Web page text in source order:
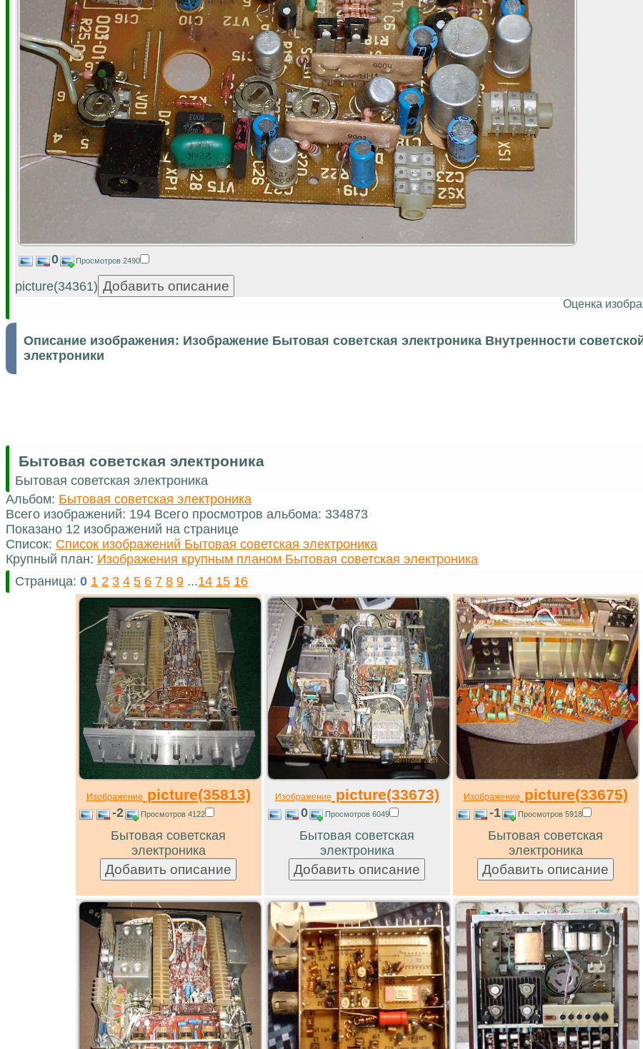
0 Просмотров 2490
picture(34361)
Оценка
Описание изображения: Изображение Бытовая советская электроника Внутренности
электроники
Бытовая советская электроника
Бытовая советская электроника
Альбом: Бытовая советская электроника
Всего изображений: 194 Всего просмотров альбома: 334873
Показано 12 изображений на странице
Список: Список изображений Бытовая советская электроника
Крупный план: Изображения крупным планом Бытовая советская электроника
Страница: 0 1 2 3 4 5 6 7 8 9 ...14 15 16
Изображение picture(35813)
-2 Просмотров 4122
Бытовая советская
электроника
Изображение picture(33673)
0 Просмотров 6049
Бытовая советская
электроника
Изображение picture(33675)
-1 Просмотров 5918
Бытовая советская
электроника